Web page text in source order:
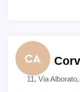
11, Via